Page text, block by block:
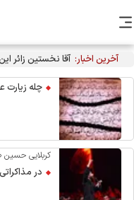
آخرین اخبار: آقا نخستین زائر
چله زیارت عاشورا با
کربلایی حسین
در مذاکراتی